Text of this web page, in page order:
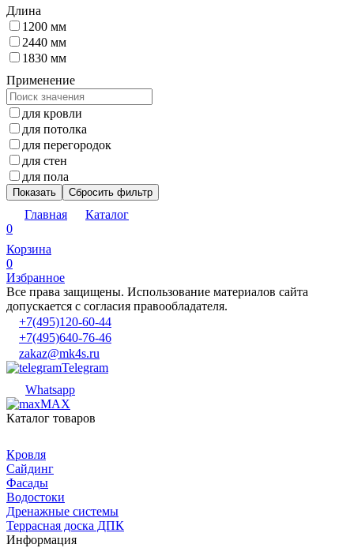
Длина
1200 мм
2440 мм
1830 мм
Применение
для кровли
для потолка
для перегородок
для стен
для пола
Показать Сбросить фильтр
Главная
Каталог
0
Корзина
0
Избранное
Все права защищены. Использование материалов сайта
допускается с согласия правообладателя.
+7(495)120-60-44
+7(495)640-76-46
zakaz@mk4s.ru
Telegram
Whatsapp
MAX
Каталог товаров
Кровля
Сайдинг
Фасады
Водостоки
Дренажные системы
Террасная доска ДПК
Информация